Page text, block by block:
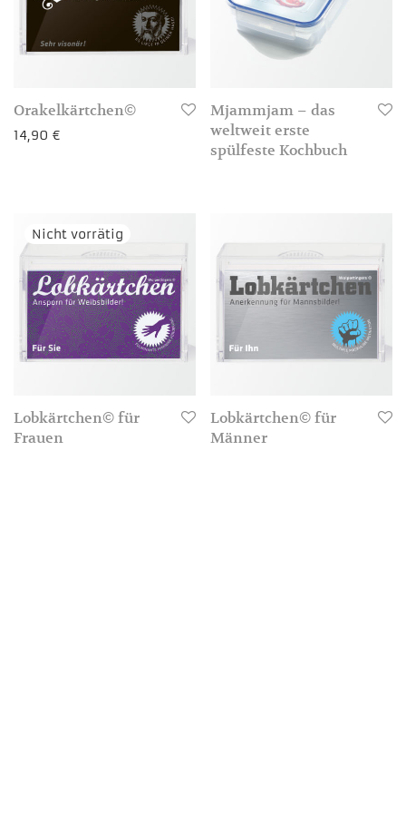
Orakelkärtchen©
14,90 €
Mjammjam – das
weltweit erste
spülfeste Kochbuch
Lobkärtchen© für
Frauen
Lobkärtchen© für
Männer